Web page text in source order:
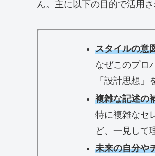
ん。主に以下の目的で活用さ
スタイルの意
なぜこのプロ
「設計思想」
複雑な記述の
特に複雑なセ
ど、一見して
未来の自分や